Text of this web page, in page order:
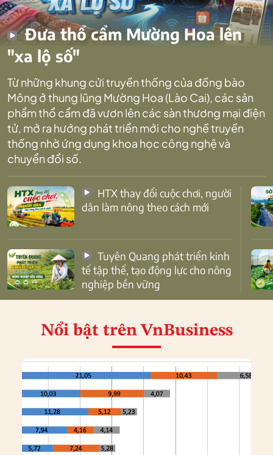
Đưa thổ cẩm Mường Hoa lên
"xa lộ số"
Từ những khung cửi truyền thống của đồng bào
Mông ở thung lũng Mường Hoa (Lào Cai), các sản
phẩm thổ cẩm đã vươn lên các sàn thương mại điện
tử, mở ra hướng phát triển mới cho nghề truyền
thống nhờ ứng dụng khoa học công nghệ và
chuyển đổi số.
dân làm nông theo cách mới
tế tập thể, tạo động lực cho nông
nghiệp bền vững
Nổi bật trên VnBusiness